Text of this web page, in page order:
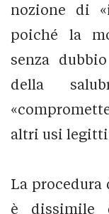
nozione di
poiché la
senza
della
altri usi
La
è dissimile